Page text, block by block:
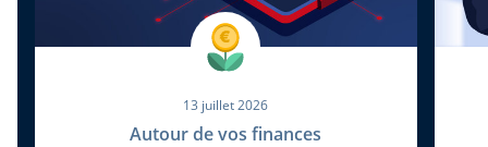
13 juillet 2026
Autour de vos finances